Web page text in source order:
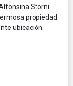
Storni
propiedad
ubicación.